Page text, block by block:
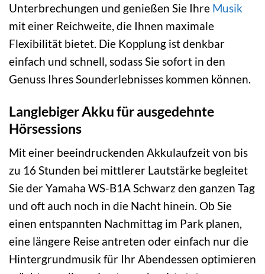
Unterbrechungen und genießen Sie Ihre Musik
mit einer Reichweite, die Ihnen maximale
Flexibilität bietet. Die Kopplung ist denkbar
einfach und schnell, sodass Sie sofort in den
Genuss Ihres Sounderlebnisses kommen können.
Langlebiger Akku für ausgedehnte
Hörsessions
Mit einer beeindruckenden Akkulaufzeit von bis
zu 16 Stunden bei mittlerer Lautstärke begleitet
Sie der Yamaha WS-B1A Schwarz den ganzen Tag
und oft auch noch in die Nacht hinein. Ob Sie
einen entspannten Nachmittag im Park planen,
eine längere Reise antreten oder einfach nur die
Hintergrundmusik für Ihr Abendessen optimieren